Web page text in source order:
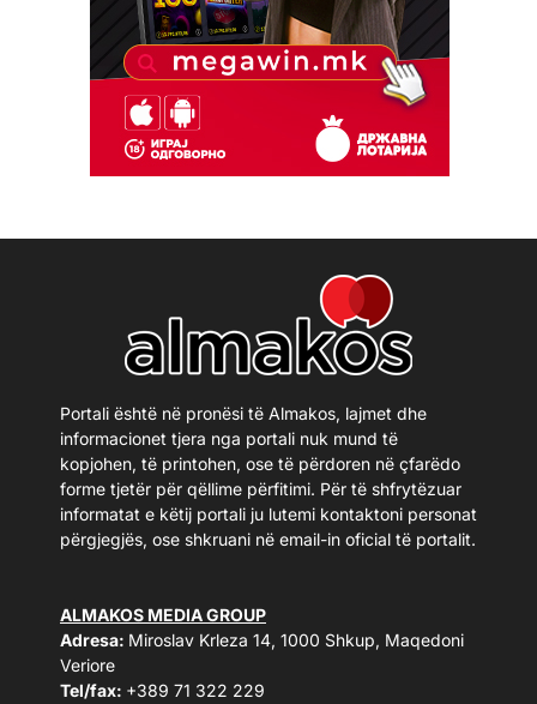
Portali është në pronësi të Almakos, lajmet dhe
informacionet tjera nga portali nuk mund të
kopjohen, të printohen, ose të përdoren në çfarëdo
forme tjetër për qëllime përfitimi. Për të shfrytëzuar
informatat e këtij portali ju lutemi kontaktoni personat
përgjegjës, ose shkruani në email-in oficial të portalit.
ALMAKOS MEDIA GROUP
Adresa: Miroslav Krleza 14, 1000 Shkup, Maqedoni
Veriore
Tel/fax: +389 71 322 229